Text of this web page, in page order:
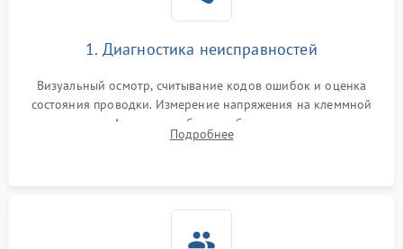
1. Диагностика неисправностей
Визуальный осмотр, считывание кодов ошибок и оценка
состояния проводки. Измерение напряжения на клеммной
колодке. Анализ жалоб на проблемы с нагревом,
конвекцией, панелью управления или блокировкой дверцы.
Подробнее